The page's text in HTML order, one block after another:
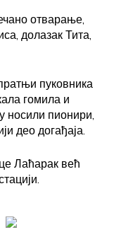
отварање,
долазак Тита,
пуковника
гомила и
носили пионири,
део догађаја.
Лаћарак већ